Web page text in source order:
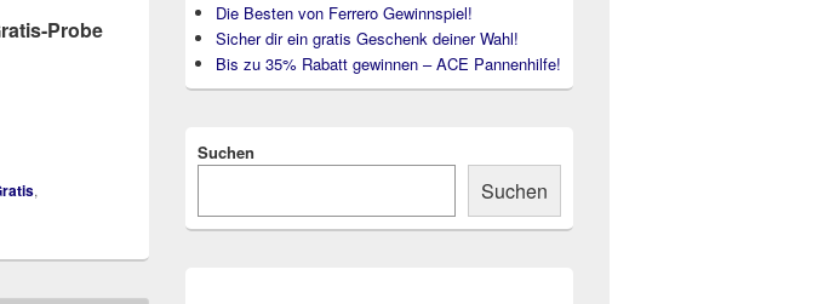
Probe
,
Die Besten von Ferrero Gewinnspiel!
Sicher dir ein gratis Geschenk deiner Wahl!
Bis zu 35% Rabatt gewinnen – ACE Pannenhilfe!
Suchen
Suchen